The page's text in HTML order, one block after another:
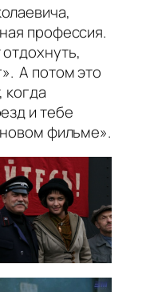
профессия.
А потом это
когда
и тебе
фильме».